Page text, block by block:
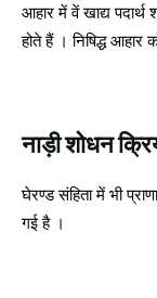
आहार में वें खाद्य
होते हैं । निषिद्ध आहार
नाड़ी शोधन
घेरण्ड संहिता में भी
गई है ।